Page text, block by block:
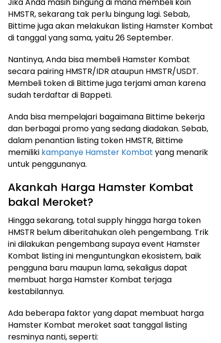
HMSTR, sekarang tak perlu bingung lagi. Sebab,
Bittime juga akan melakukan listing Hamster Kombat
di tanggal yang sama, yaitu 26 September.
Nantinya, Anda bisa membeli Hamster Kombat
secara pairing HMSTR/IDR ataupun HMSTR/USDT.
Membeli token di Bittime juga terjami aman karena
sudah terdaftar di Bappeti.
Anda bisa mempelajari bagaimana Bittime bekerja
dan berbagai promo yang sedang diadakan. Sebab,
dalam penantian listing token HMSTR, Bittime
memiliki kampanye Hamster Kombat yang menarik
untuk penggunanya.
Akankah Harga Hamster Kombat
bakal Meroket?
Hingga sekarang, total supply hingga harga token
HMSTR belum diberitahukan oleh pengembang. Trik
ini dilakukan pengembang supaya event Hamster
Kombat listing ini menguntungkan ekosistem, baik
pengguna baru maupun lama, sekaligus dapat
membuat harga Hamster Kombat terjaga
kestabilannya.
Ada beberapa faktor yang dapat membuat harga
Hamster Kombat meroket saat tanggal listing
resminya nanti, seperti: